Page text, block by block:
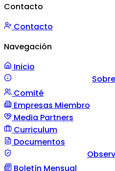
Contacto
Contacto
Navegación
Inicio
Misión y Valores
Comité
Empresas Miembro
Media Partners
Curriculum
Documentos
Boletín Mensual